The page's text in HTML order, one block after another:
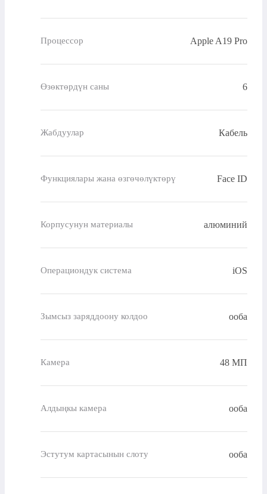
Процессор Apple A19 Pro
Өзөктөрдүн саны 6
Жабдуулар Кабель
Функциялары жана өзгөчөлүктөрү Face ID
Корпусунун материалы алюминий
Операциондук система iOS
Зымсыз заряддоону колдоо ооба
Камера 48 МП
Алдыңкы камера ооба
Эстутум картасынын слоту ооба